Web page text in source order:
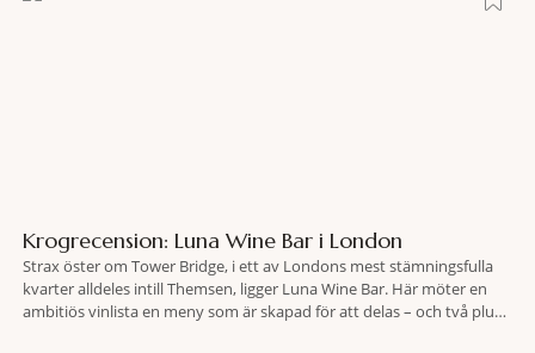
Krogrecension: Luna Wine Bar i London
Strax öster om Tower Bridge, i ett av Londons mest stämningsfulla
kvarter alldeles intill Themsen, ligger Luna Wine Bar. Här möter en
ambitiös vinlista en meny som är skapad för att delas – och två plus